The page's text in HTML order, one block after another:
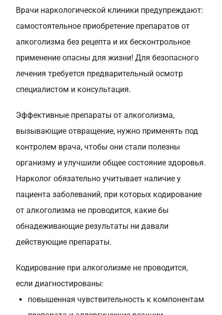
Врачи наркологической клиники предупреждают:
самостоятельное приобретение препаратов от
алкоголизма без рецепта и их бесконтрольное
применение опасны для жизни! Для безопасного
лечения требуется предварительный осмотр
специалистом и консультация.
Эффективные препараты от алкоголизма,
вызывающие отвращение, нужно применять под
контролем врача, чтобы они стали полезны
организму и улучшили общее состояние здоровья.
Нарколог обязательно учитывает наличие у
пациента заболеваний, при которых кодирование
от алкоголизма не проводится, какие бы
обнадеживающие результаты ни давали
действующие препараты.
Кодирование при алкоголизме не проводится,
если диагностированы:
повышенная чувствительность к компонентам